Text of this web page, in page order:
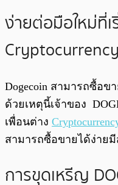
ง่ายต่อมือใหม่ที่เ
Cryptocurrency
Dogecoin สามารถซื้อ
ด้วยเหตุนี้เจ้าของ
เพื่อนต่าง
สามารถซื้อขายได้ง่าย
การขุดเหรีญ